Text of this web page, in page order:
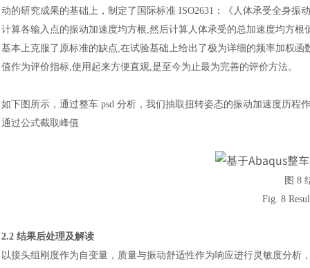
动的研究成果的基础上，制定了国际标准 ISO2631：《人体承受全身
计算各输入点的振动加速度均方根,然后计算人体承受的总加速度均方
基本上克服了原标准的缺点,在试验基础上给出了极为详细的频率加权
值作为评价指标,使用起来方便直观,是至今为止最为完善的评价方法。
如下图所示，通过整车 psd 分析，我们抽取扭转姿态的振动加速度历程
通过公式截取峰值
图 8
Fig. 8
2.2 结果后处理及解读
以接头组刚度作为自变量，质量与振动舒适性作为响应进行灵敏度分析